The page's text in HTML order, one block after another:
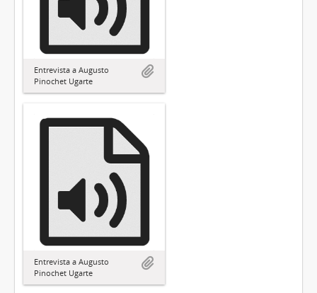
Entrevista a Augusto
Pinochet Ugarte
Entrevista a Augusto
Pinochet Ugarte